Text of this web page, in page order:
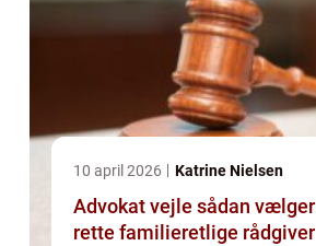
10 april 2026 Katrine Nielsen
Advokat vejle sådan vælger du den
rette familieretlige rådgiver